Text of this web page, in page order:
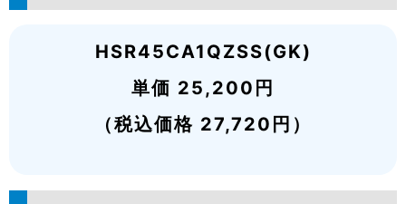
HSR45CA1QZSS(GK)
単価 25,200円
（税込価格 27,720円）